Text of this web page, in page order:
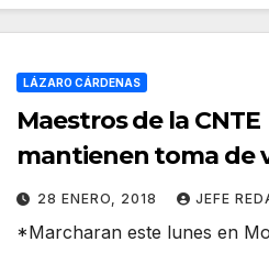
LÁZARO CÁRDENAS
Maestros de la CNTE
mantienen toma de
tren en varios
estado
28 ENERO, 2018 JEFE
*Marcharan este lunes en